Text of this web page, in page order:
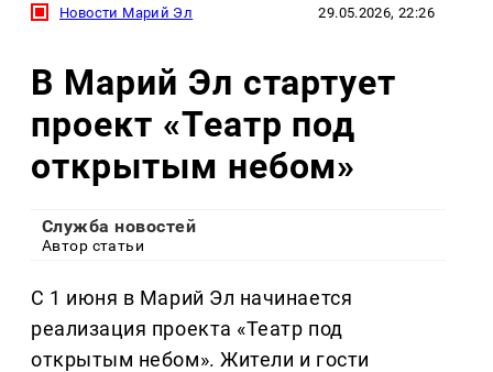
Новости Марий Эл 29.05.2026, 22:26
В Марий Эл стартует
проект «Театр под
открытым небом»
Служба новостей
Автор статьи
С 1 июня в Марий Эл начинается
реализация проекта «Театр под
открытым небом». Жители и гости